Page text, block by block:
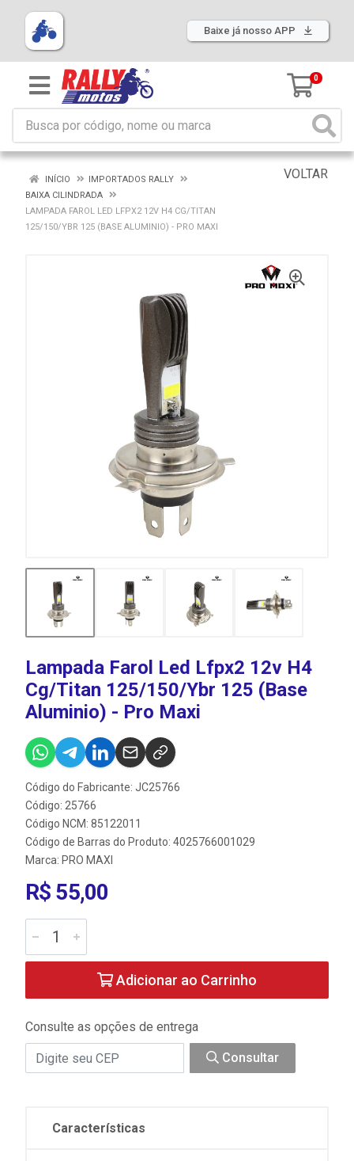
Baixe já nosso APP
0
VOLTAR
INÍCIO
IMPORTADOS RALLY
BAIXA CILINDRADA
LAMPADA FAROL LED LFPX2 12V H4 CG/TITAN
125/150/YBR 125 (BASE ALUMINIO) - PRO MAXI
Lampada Farol Led Lfpx2 12v H4
Cg/Titan 125/150/Ybr 125 (Base
Aluminio) - Pro Maxi
Código do Fabricante: JC25766
Código: 25766
Código NCM: 85122011
Código de Barras do Produto: 4025766001029
Marca: PRO MAXI
R$ 55,00
Adicionar ao Carrinho
Consulte as opções de entrega
Consultar
Características